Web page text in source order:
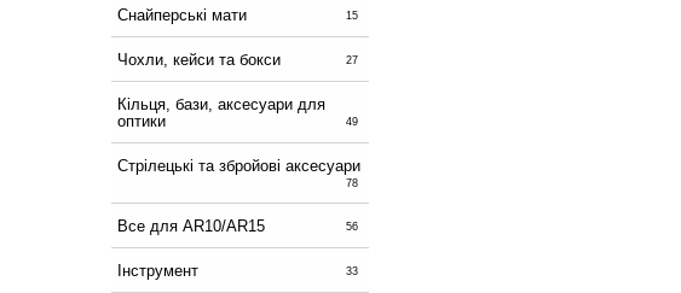
Снайперські мати 15
Чохли, кейси та бокси 27
Кільця, бази, аксесуари для
оптики
49
Стрілецькі та збройові аксесуари
78
Все для AR10/AR15 56
Інструмент 33